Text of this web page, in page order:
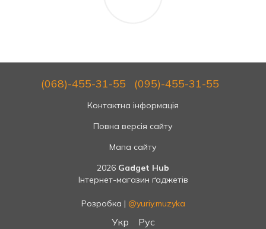
(068)-455-31-55 (095)-455-31-55
Контактна інформація
Повна версія сайту
Мапа сайту
2026 Gadget Hub
Інтернет-магазин ґаджетів
Розробка | @yuriy.muzyka
Укр Рус